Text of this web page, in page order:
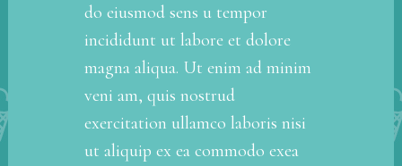
do eiusmod sens u tempor
incididunt ut labore et dolore
magna aliqua. Ut enim ad minim
veni am, quis nostrud
exercitation ullamco laboris nisi
ut aliquip ex ea commodo exea